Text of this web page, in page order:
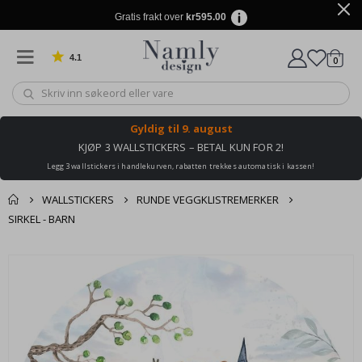
Gratis frakt over kr595.00
4.1 Basert på 1019 stemmer 0varer
Gyldig til 9. august
KJØP 3 WALLSTICKERS – BETAL KUN FOR 2!
Legg 3 wallstickers i handlekurven, rabatten trekkes automatisk i kassen!
WALLSTICKERS
RUNDE VEGGKLISTREMERKER
SIRKEL - BARN
produkter